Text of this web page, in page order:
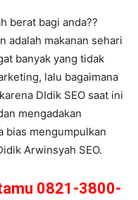
berat bagi anda??
adalah makanan sehari
banyak yang tidak
lalu bagaimana
DIdik SEO saat ini
mengadakan
bias mengumpulkan
Arwinsyah SEO.
0821-3800-